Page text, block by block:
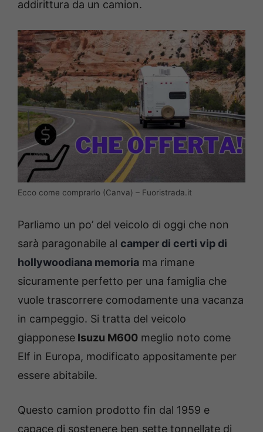
addirittura da un camion.
Ecco come comprarlo (Canva) – Fuoristrada.it
Parliamo un po’ del veicolo di oggi che non
sarà paragonabile al camper di certi vip di
hollywoodiana memoria ma rimane
sicuramente perfetto per una famiglia che
vuole trascorrere comodamente una vacanza
in campeggio. Si tratta del veicolo
giapponese Isuzu M600 meglio noto come
Elf in Europa, modificato appositamente per
essere abitabile.
Questo camion prodotto fin dal 1959 e
capace di sostenere ben sette tonnellate di